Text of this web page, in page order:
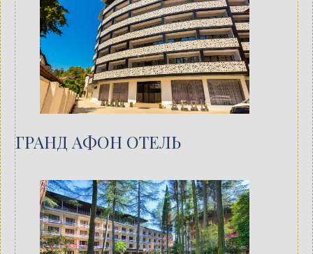
ГРАНД АФОН ОТЕЛЬ